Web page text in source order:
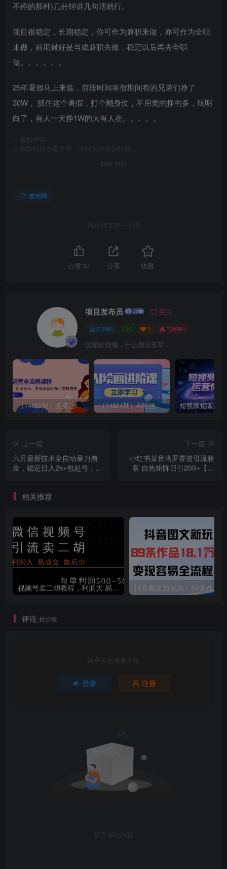
不停的那种)几分钟讲几句话就行。
项目很稳定，长期稳定，你可作为兼职来做，亦可作为全职
来做，前期最好是当成兼职去做，稳定以后再去全职
做。。。。。。
25年暑假马上来临，前段时间寒假期间有的兄弟们挣了
30W， 抓住这个暑假，打个翻身仗，不用觉的挣的多，玩明
白了，有人一天挣1W的大有人在。。。。。
版权声明
文章版权归作者所有，未经允许请勿转载。
THE END
冒泡网
喜欢就支持一下吧
点赞 37 分享 收藏
项目发布员 关注
2.3W+ 0 1 135W+
这家伙很懒，什么都没有写...
（14882期）直播运营全流程课程-5月更新：从起号、话术设计、罗盘运营到微付费投放等 （14884期）AI绘画进阶课，涵盖电商摄影等多领域，PS操作与AI工具使用全面教学
上一篇
六月最新技术全自动暴力撸
金，稳定日入2k+包起号，长
下一篇
小红书某音塔罗赛道引流获
客 自热矩阵日引200+【揭
相关推荐
视频号卖二胡教程，利润大 易成交 售后少，一单利润5张+
评论 抢沙发
请登录后发表评论
登录 注册
暂无评论内容